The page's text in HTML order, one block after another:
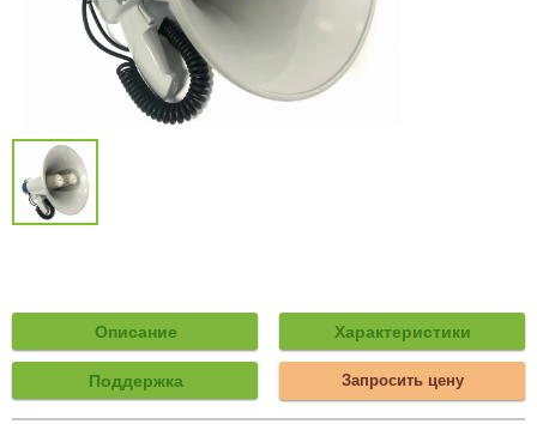
Описание Характеристики
Поддержка Запросить цену